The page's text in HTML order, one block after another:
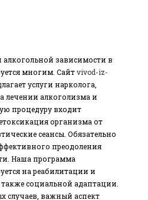
зависимости в
многим. Сайтvivod-iz-
услуги нарколога,
лечении алкоголизма и
процедуру входит
организма от
сеансы. Обязательно
преодоления
Наша программа
на реабилитации и
социальной адаптации.
случаев, важный аспект